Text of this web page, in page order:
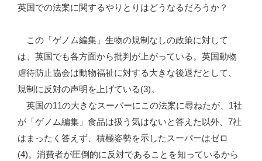
英国での法案に関するやりとりはどうなるだろうか？
この「ゲノム編集」生物の規制なしの政策に対して
は、英国でも各方面から批判が上がっている。英国動物
虐待防止協会は動物福祉に対する大きな後退だとして、
規制に反対の声明を上げている(3)。
英国の11の大きなスーパーにこの法案に尋ねたが、1社
が「ゲノム編集」食品は扱う気はないと答えた以外、7社
はまったく答えず、積極姿勢を示したスーパーはゼロ
(4)。消費者が圧倒的に反対であることを知っているから